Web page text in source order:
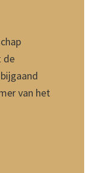
de
van het